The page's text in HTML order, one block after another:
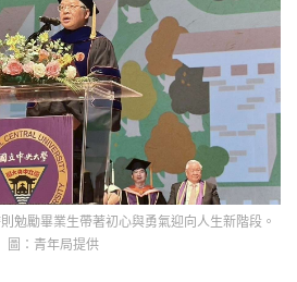
勉勵畢業生帶著初心與勇氣迎向人生新階段。
圖：青年局提供